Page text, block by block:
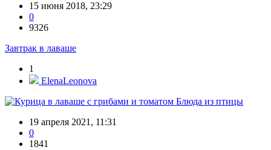
15 июня 2018, 23:29
0
9326
Завтрак в лаваше
1
ElenaLeonova
Блюда из птицы
19 апреля 2021, 11:31
0
1841